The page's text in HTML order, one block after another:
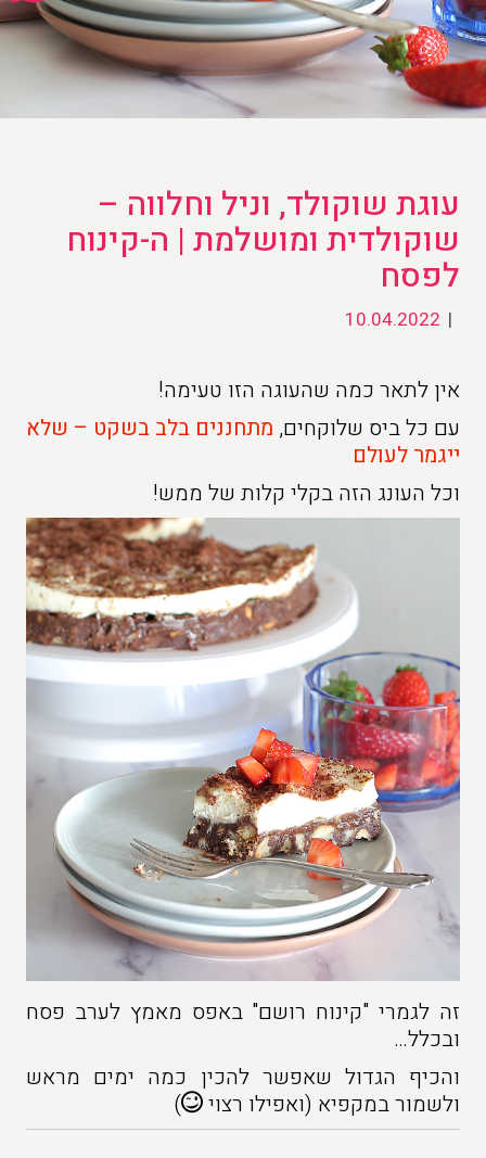
עוגת שוקולד, וניל וחלווה –
שוקולדית ומושלמת | ה-קינוח
לפסח
|
10.04.2022
אין לתאר כמה שהעוגה הזו טעימה!
עם כל ביס שלוקחים, מתחננים בלב בשקט – שלא
ייגמר לעולם
וכל העונג הזה בקלי קלות של ממש!
זה לגמרי "קינוח רושם" באפס מאמץ לערב פסח
ובכלל…
והכיף הגדול שאפשר להכין כמה ימים מראש
ולשמור במקפיא (ואפילו רצוי
)